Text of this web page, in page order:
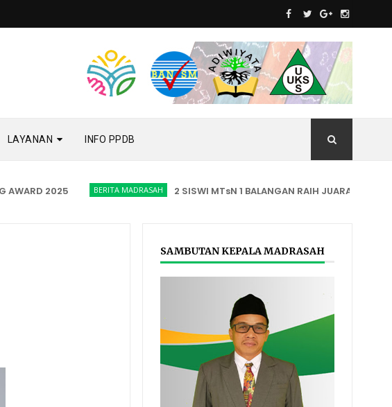
LAYANAN INFO PPDB
2025 BERITA MADRASAH 2 SISWI MTsN 1 BALANGAN RAIH JUARA
SAMBUTAN KEPALA MADRASAH